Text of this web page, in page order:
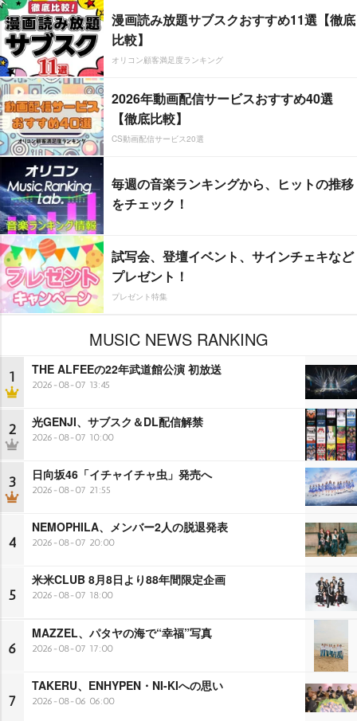
漫画読み放題サブスクおすすめ11選【徹底
比較】
オリコン顧客満足度ランキング
2026年動画配信サービスおすすめ40選
【徹底比較】
CS動画配信サービス20選
毎週の音楽ランキングから、ヒットの推移
をチェック！
試写会、登壇イベント、サインチェキなど
プレゼント！
プレゼント特集
MUSIC NEWS RANKING
1 THE ALFEEの22年武道館公演 初放送
2026-08-07 13:45
2 光GENJI、サブスク＆DL配信解禁
2026-08-07 10:00
3 日向坂46「イチャイチャ虫」発売へ
2026-08-07 21:55
4
NEMOPHILA、メンバー2人の脱退発表
2026-08-07 20:00
5
米米CLUB 8月8日より88年間限定企画
2026-08-07 18:00
6
MAZZEL、パタヤの海で“幸福”写真
2026-08-07 17:00
7
TAKERU、ENHYPEN・NI-KIへの思い
2026-08-06 06:00